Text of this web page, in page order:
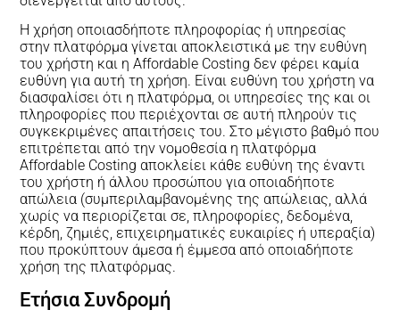
Η χρήση οποιασδήποτε πληροφορίας ή υπηρεσίας
στην πλατφόρμα γίνεται αποκλειστικά με την ευθύνη
του χρήστη και η Affordable Costing δεν φέρει καμία
ευθύνη για αυτή τη χρήση. Είναι ευθύνη του χρήστη να
διασφαλίσει ότι η πλατφόρμα, οι υπηρεσίες της και οι
πληροφορίες που περιέχονται σε αυτή πληρούν τις
συγκεκριμένες απαιτήσεις του. Στο μέγιστο βαθμό που
επιτρέπεται από την νομοθεσία η πλατφόρμα
Affordable Costing αποκλείει κάθε ευθύνη της έναντι
του χρήστη ή άλλου προσώπου για οποιαδήποτε
απώλεια (συμπεριλαμβανομένης της απώλειας, αλλά
χωρίς να περιορίζεται σε, πληροφορίες, δεδομένα,
κέρδη, ζημιές, επιχειρηματικές ευκαιρίες ή υπεραξία)
που προκύπτουν άμεσα ή έμμεσα από οποιαδήποτε
χρήση της πλατφόρμας.
Ετήσια Συνδρομή